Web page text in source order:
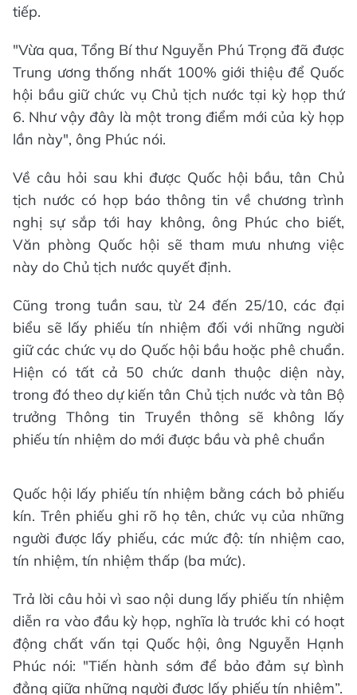
tiếp.
"Vừa qua, Tổng Bí thư Nguyễn Phú Trọng đã được
Trung ương thống nhất 100% giới thiệu để Quốc
hội bầu giữ chức vụ Chủ tịch nước tại kỳ họp thứ
6. Như vậy đây là một trong điểm mới của kỳ họp
lần này", ông Phúc nói.
Về câu hỏi sau khi được Quốc hội bầu, tân Chủ
tịch nước có họp báo thông tin về chương trình
nghị sự sắp tới hay không, ông Phúc cho biết,
Văn phòng Quốc hội sẽ tham mưu nhưng việc
này do Chủ tịch nước quyết định.
Cũng trong tuần sau, từ 24 đến 25/10, các đại
biểu sẽ lấy phiếu tín nhiệm đối với những người
giữ các chức vụ do Quốc hội bầu hoặc phê chuẩn.
Hiện có tất cả 50 chức danh thuộc diện này,
trong đó theo dự kiến tân Chủ tịch nước và tân Bộ
trưởng Thông tin Truyền thông sẽ không lấy
phiếu tín nhiệm do mới được bầu và phê chuẩn
Quốc hội lấy phiếu tín nhiệm bằng cách bỏ phiếu
kín. Trên phiếu ghi rõ họ tên, chức vụ của những
người được lấy phiếu, các mức độ: tín nhiệm cao,
tín nhiệm, tín nhiệm thấp (ba mức).
Trả lời câu hỏi vì sao nội dung lấy phiếu tín nhiệm
diễn ra vào đầu kỳ họp, nghĩa là trước khi có hoạt
động chất vấn tại Quốc hội, ông Nguyễn Hạnh
Phúc nói: "Tiến hành sớm để bảo đảm sự bình
đẳng giữa những người được lấy phiếu tín nhiệm”.